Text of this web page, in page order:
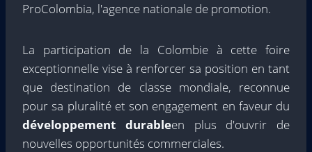
ProColombia, l'agence nationale de promotion.
La participation de la Colombie à cette foire
exceptionnelle vise à renforcer sa position en tant
que destination de classe mondiale, reconnue
pour sa pluralité et son engagement en faveur du
développement durableen plus d'ouvrir de
nouvelles opportunités commerciales.